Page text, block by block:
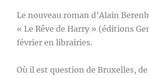
Le nouveau roman d’Alain
« Le Rêve de Harry » (éditions
février en librairies.
Où il est question de Bruxelles,